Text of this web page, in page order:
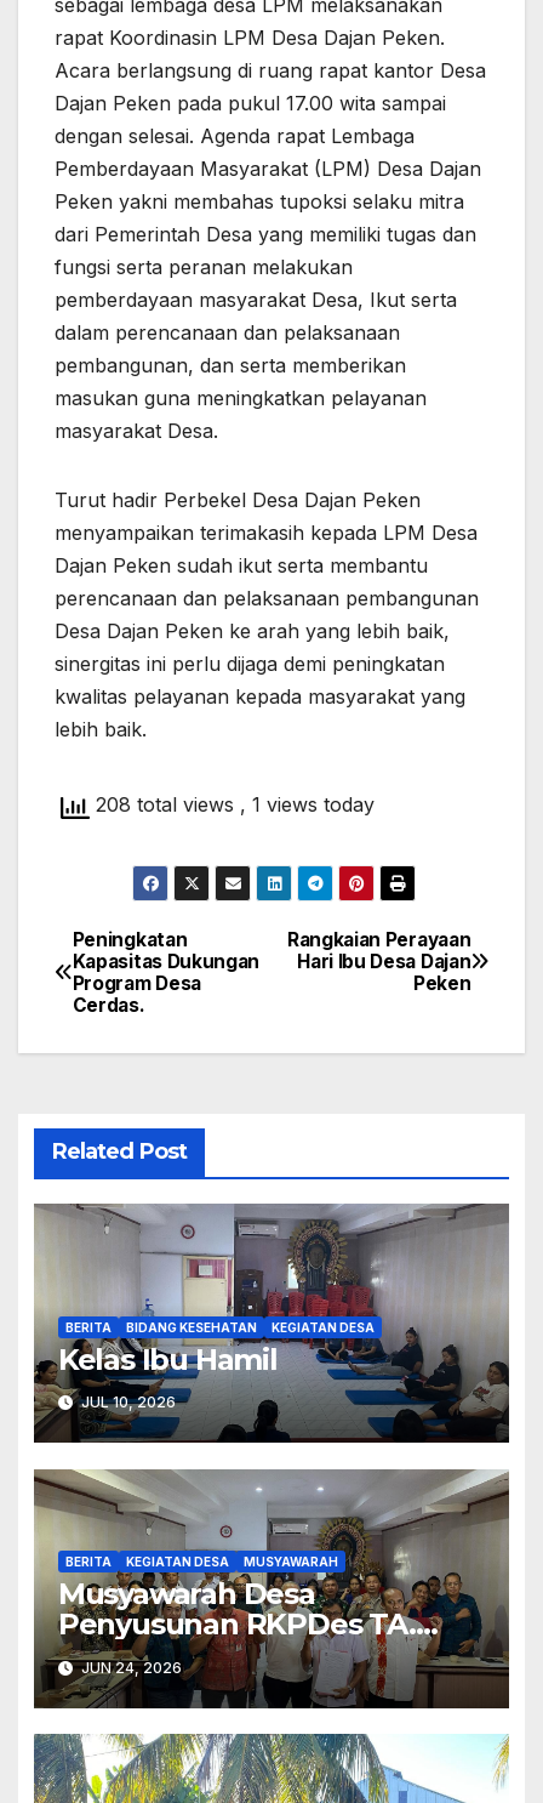
rapat Koordinasin LPM Desa Dajan Peken.
Acara berlangsung di ruang rapat kantor Desa
Dajan Peken pada pukul 17.00 wita sampai
dengan selesai. Agenda rapat Lembaga
Pemberdayaan Masyarakat (LPM) Desa Dajan
Peken yakni membahas tupoksi selaku mitra
dari Pemerintah Desa yang memiliki tugas dan
fungsi serta peranan melakukan
pemberdayaan masyarakat Desa, Ikut serta
dalam perencanaan dan pelaksanaan
pembangunan, dan serta memberikan
masukan guna meningkatkan pelayanan
masyarakat Desa.
Turut hadir Perbekel Desa Dajan Peken
menyampaikan terimakasih kepada LPM Desa
Dajan Peken sudah ikut serta membantu
perencanaan dan pelaksanaan pembangunan
Desa Dajan Peken ke arah yang lebih baik,
sinergitas ini perlu dijaga demi peningkatan
kwalitas pelayanan kepada masyarakat yang
lebih baik.
208 total views , 1 views today
Navigasi
pos
Rangkaian Perayaan
Hari Ibu Desa Dajan
Peken
Peningkatan
Kapasitas Dukungan
Program Desa
Cerdas.
Related Post
BERITA BIDANG KESEHATAN KEGIATAN DESA
Kelas Ibu Hamil
JUL 10, 2026
BERITA KEGIATAN DESA MUSYAWARAH
Musyawarah Desa
Penyusunan RKPDes TA.
2027.
JUN 24, 2026